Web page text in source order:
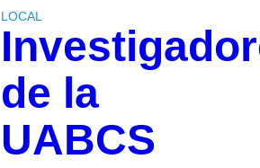
LOCAL
de la
UABCS